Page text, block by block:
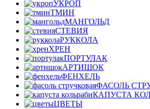
УКРОП
ТМИН
МАНГОЛЬД
СТЕВИЯ
РУККОЛА
ХРЕН
ПОРТУЛАК
АРТИШОК
ФЕНХЕЛЬ
ФАСОЛЬ
КАПУСТА
ЦВЕТЫ